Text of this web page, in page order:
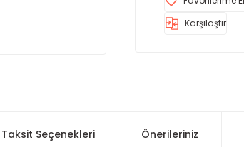
Karşılaştır
Taksit Seçenekleri Önerileriniz